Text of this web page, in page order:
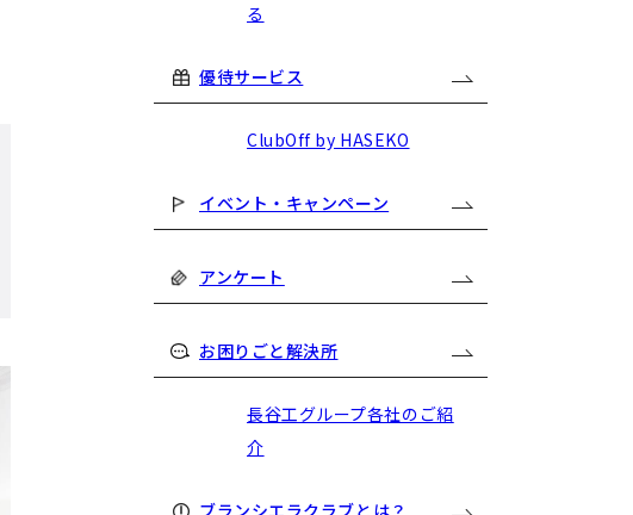
る
優待サービス
ClubOff by HASEKO
イベント・キャンペーン
アンケート
お困りごと解決所
長谷工グループ各社のご紹
介
ブランシエラクラブとは？